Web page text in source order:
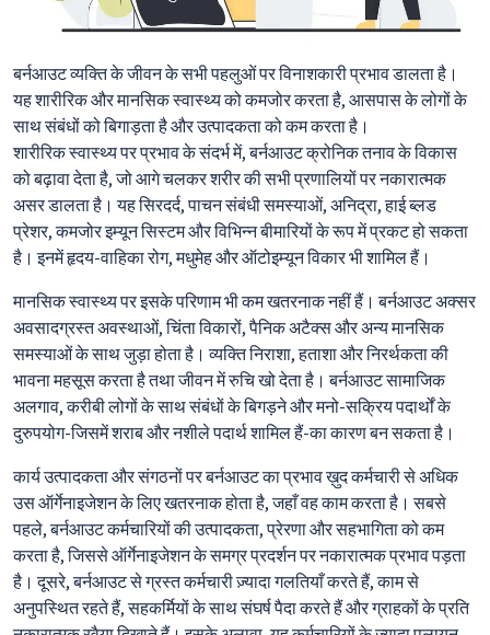
बर्नआउट व्यक्ति के जीवन के सभी पहलुओं पर विनाशकारी प्रभाव डालता है।
यह शारीरिक और मानसिक स्वास्थ्य को कमजोर करता है, आसपास के लोगों के
साथ संबंधों को बिगाड़ता है और उत्पादकता को कम करता है।
शारीरिक स्वास्थ्य पर प्रभाव के संदर्भ में, बर्नआउट क्रोनिक तनाव के विकास
को बढ़ावा देता है, जो आगे चलकर शरीर की सभी प्रणालियों पर नकारात्मक
असर डालता है। यह सिरदर्द, पाचन संबंधी समस्याओं, अनिद्रा, हाई ब्लड
प्रेशर, कमजोर इम्यून सिस्टम और विभिन्न बीमारियों के रूप में प्रकट हो सकता
है। इनमें हृदय-वाहिका रोग, मधुमेह और ऑटोइम्यून विकार भी शामिल हैं।
मानसिक स्वास्थ्य पर इसके परिणाम भी कम खतरनाक नहीं हैं। बर्नआउट अक्सर
अवसादग्रस्त अवस्थाओं, चिंता विकारों, पैनिक अटैक्स और अन्य मानसिक
समस्याओं के साथ जुड़ा होता है। व्यक्ति निराशा, हताशा और निरर्थकता की
भावना महसूस करता है तथा जीवन में रुचि खो देता है। बर्नआउट सामाजिक
अलगाव, करीबी लोगों के साथ संबंधों के बिगड़ने और मनो-सक्रिय पदार्थों के
दुरुपयोग-जिसमें शराब और नशीले पदार्थ शामिल हैं-का कारण बन सकता है।
कार्य उत्पादकता और संगठनों पर बर्नआउट का प्रभाव ख़ुद कर्मचारी से अधिक
उस ऑर्गेनाइजेशन के लिए खतरनाक होता है, जहाँ वह काम करता है। सबसे
पहले, बर्नआउट कर्मचारियों की उत्पादकता, प्रेरणा और सहभागिता को कम
करता है, जिससे ऑर्गेनाइजेशन के समग्र प्रदर्शन पर नकारात्मक प्रभाव पड़ता
है। दूसरे, बर्नआउट से ग्रस्त कर्मचारी ज़्यादा गलतियाँ करते हैं, काम से
अनुपस्थित रहते हैं, सहकर्मियों के साथ संघर्ष पैदा करते हैं और ग्राहकों के प्रति